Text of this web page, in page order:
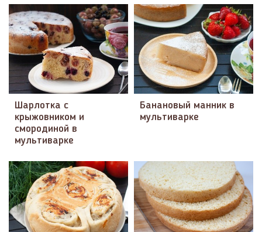
Шарлотка с
крыжовником и
смородиной в
мультиварке
Банановый манник в
мультиварке